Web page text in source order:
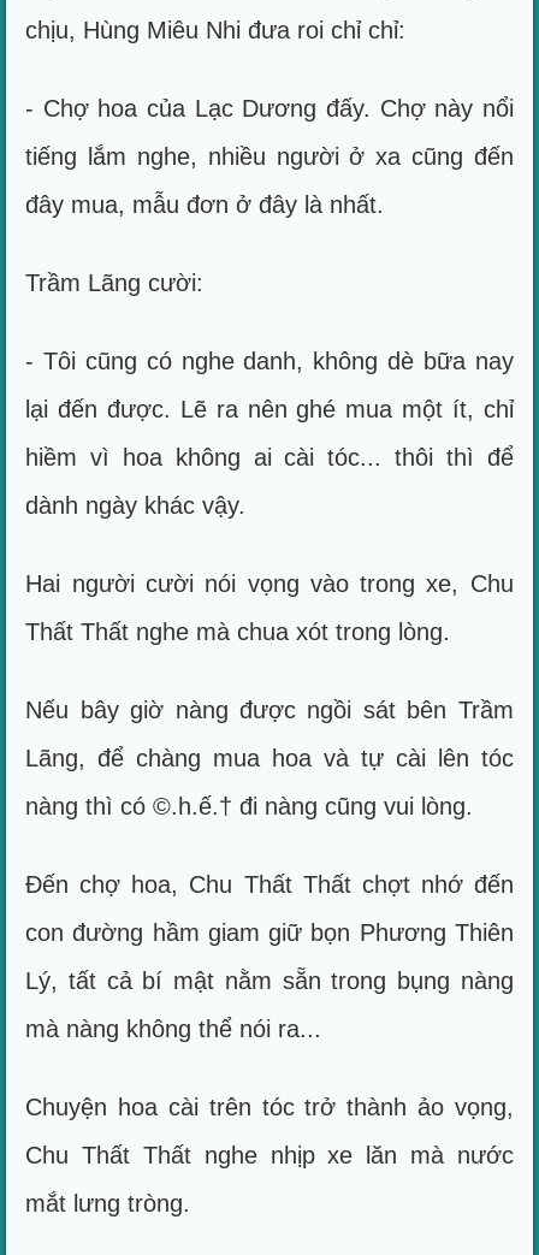
chịu, Hùng Miêu Nhi đưa roi chỉ chỉ:
- Chợ hoa của Lạc Dương đấy. Chợ này nổi
tiếng lắm nghe, nhiều người ở xa cũng đến
đây mua, mẫu đơn ở đây là nhất.
Trầm Lãng cười:
- Tôi cũng có nghe danh, không dè bữa nay
lại đến được. Lẽ ra nên ghé mua một ít, chỉ
hiềm vì hoa không ai cài tóc... thôi thì để
dành ngày khác vậy.
Hai người cười nói vọng vào trong xe, Chu
Thất Thất nghe mà chua xót trong lòng.
Nếu bây giờ nàng được ngồi sát bên Trầm
Lãng, để chàng mua hoa và tự cài lên tóc
nàng thì có ©.h.ế.† đi nàng cũng vui lòng.
Đến chợ hoa, Chu Thất Thất chợt nhớ đến
con đường hầm giam giữ bọn Phương Thiên
Lý, tất cả bí mật nằm sẵn trong bụng nàng
mà nàng không thể nói ra...
Chuyện hoa cài trên tóc trở thành ảo vọng,
Chu Thất Thất nghe nhịp xe lăn mà nước
mắt lưng tròng.